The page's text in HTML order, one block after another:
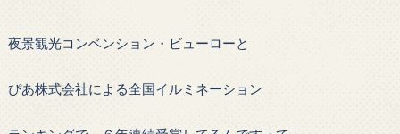
夜景観光コンベンション・ビューローと
ぴあ株式会社による全国イルミネーション